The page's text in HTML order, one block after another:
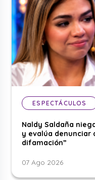
ESPECTÁCULOS
Naldy Saldaña
y evalúa denunciar
difamación”
07 Ago 2026